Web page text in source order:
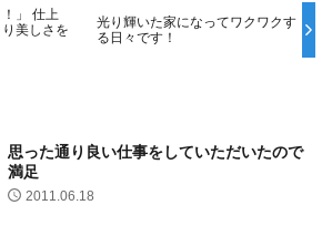
！」 仕上
美しさを
光り輝いた家になってワクワクす
る日々です！
思った通り良い仕事をしていただいたので
満足
2011.06.18